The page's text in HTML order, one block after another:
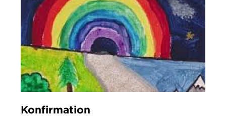
Konfirmation